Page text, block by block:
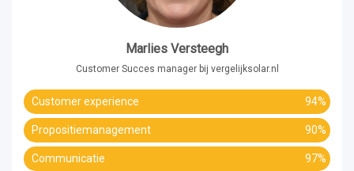
Marlies Versteegh
Customer Succes manager bij vergelijksolar.nl
Customer experience 94%
Propositiemanagement 90%
Communicatie 97%